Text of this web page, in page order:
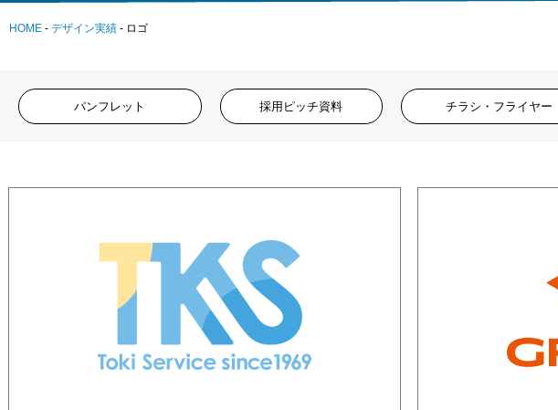
HOME - デザイン実績 - ロゴ
パンフレット 採用ピッチ資料 チラシ・フライヤー